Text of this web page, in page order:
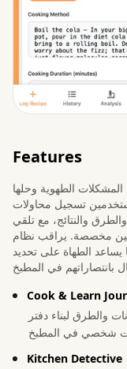
Features
الطهوية وحلها
تسجيل محاولات
والنتائج، مع تلقي
مخصصة. يراقب نظام
يساعد الطهاة على تحديد
Cook & Learn
والطرق لبناء دفتر
Kitchen Detective